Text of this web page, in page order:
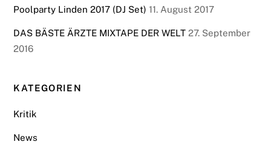
Poolparty Linden 2017 (DJ Set) 11. August 2017
DAS BÄSTE ÄRZTE MIXTAPE DER WELT 27. September
2016
KATEGORIEN
Kritik
News